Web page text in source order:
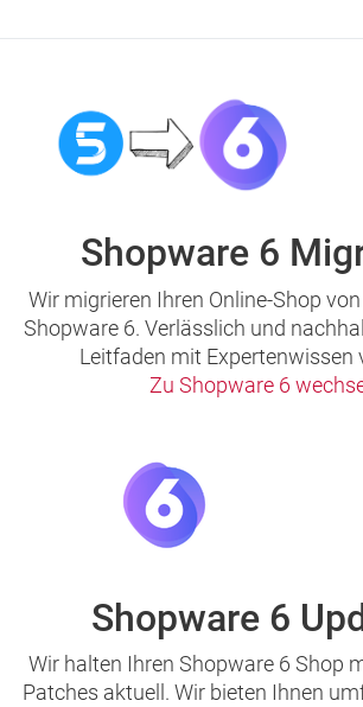
Shopware 6
Wir migrieren Ihren Online-Shop
Shopware 6. Verlässlich und
Leitfaden mit Expertenwissen
Zu Shopware 6
Shopware 6
Wir halten Ihren Shopware 6 Shop
Patches aktuell. Wir bieten Ihnen